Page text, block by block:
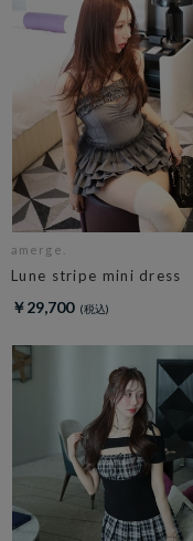
amerge.
Lune stripe mini dress
￥29,700